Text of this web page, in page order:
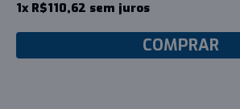
1x R$110,62 sem juros
COMPRAR